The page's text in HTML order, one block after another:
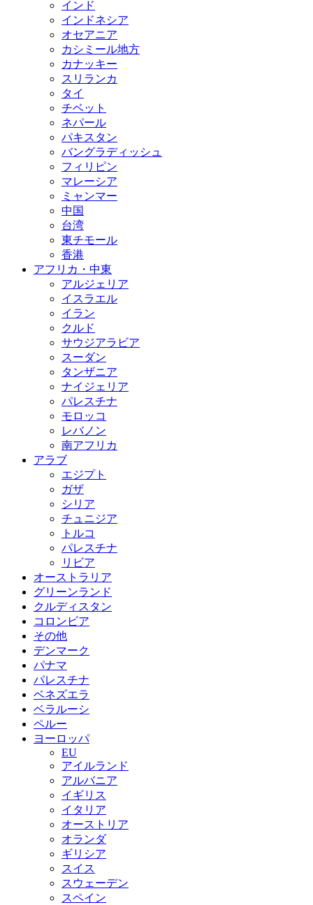
インド
インドネシア
オセアニア
カシミール地方
カナッキー
スリランカ
タイ
チベット
ネパール
パキスタン
バングラディッシュ
フィリピン
マレーシア
ミャンマー
中国
台湾
東チモール
香港
アフリカ・中東
アルジェリア
イスラエル
イラン
クルド
サウジアラビア
スーダン
タンザニア
ナイジェリア
パレスチナ
モロッコ
レバノン
南アフリカ
アラブ
エジプト
ガザ
シリア
チュニジア
トルコ
パレスチナ
リビア
オーストラリア
グリーンランド
クルディスタン
コロンビア
その他
デンマーク
パナマ
パレスチナ
ベネズエラ
ベラルーシ
ペルー
ヨーロッパ
EU
アイルランド
アルバニア
イギリス
イタリア
オーストリア
オランダ
ギリシア
スイス
スウェーデン
スペイン